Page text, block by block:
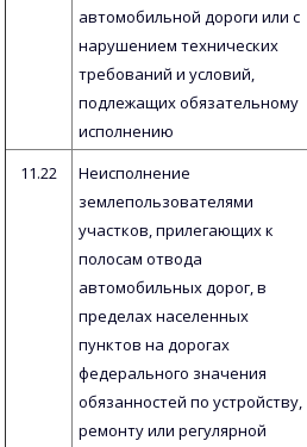
автомобильной дороги или с
нарушением технических
требований и условий,
подлежащих обязательному
исполнению
11.22
Неисполнение
землепользователями
участков, прилегающих к
полосам отвода
автомобильных дорог, в
пределах населенных
пунктов на дорогах
федерального значения
обязанностей по устройству,
ремонту или регулярной